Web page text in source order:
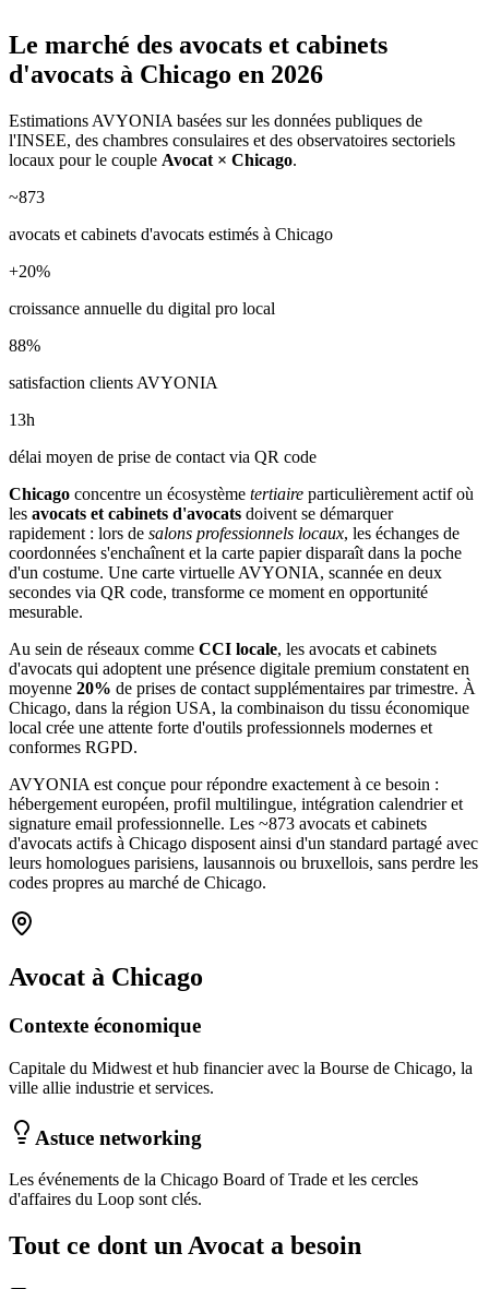
Le marché des avocats et cabinets
d'avocats à Chicago en 2026
Estimations AVYONIA basées sur les données publiques de
l'INSEE, des chambres consulaires et des observatoires sectoriels
locaux pour le couple Avocat × Chicago.
~873
avocats et cabinets d'avocats estimés à Chicago
+20%
croissance annuelle du digital pro local
88%
satisfaction clients AVYONIA
13h
délai moyen de prise de contact via QR code
Chicago concentre un écosystème tertiaire particulièrement actif où
les avocats et cabinets d'avocats doivent se démarquer
rapidement : lors de salons professionnels locaux, les échanges de
coordonnées s'enchaînent et la carte papier disparaît dans la poche
d'un costume. Une carte virtuelle AVYONIA, scannée en deux
secondes via QR code, transforme ce moment en opportunité
mesurable.
Au sein de réseaux comme CCI locale, les avocats et cabinets
d'avocats qui adoptent une présence digitale premium constatent en
moyenne 20% de prises de contact supplémentaires par trimestre. À
Chicago, dans la région USA, la combinaison du tissu économique
local crée une attente forte d'outils professionnels modernes et
conformes RGPD.
AVYONIA est conçue pour répondre exactement à ce besoin :
hébergement européen, profil multilingue, intégration calendrier et
signature email professionnelle. Les ~873 avocats et cabinets
d'avocats actifs à Chicago disposent ainsi d'un standard partagé avec
leurs homologues parisiens, lausannois ou bruxellois, sans perdre les
codes propres au marché de Chicago.
Avocat à Chicago
Contexte économique
Capitale du Midwest et hub financier avec la Bourse de Chicago, la
ville allie industrie et services.
Astuce networking
Les événements de la Chicago Board of Trade et les cercles
d'affaires du Loop sont clés.
Tout ce dont un Avocat a besoin